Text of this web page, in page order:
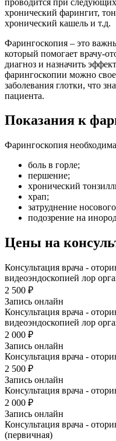
хронический фарингит,
хронический кашель и т.д.
Фарингоскопия – это
который помогает врачу-
диагноз и назначить
фарингоскопии можно
заболевания глотки, что
пациента.
Показания к
Фарингоскопия
боль в горле;
першение;
хронический
храп;
затруднение
подозрение на
Цены на
Консультация врача -
видеоэндоскопией лор
2 500 ₽
Запись онлайн
Консультация врача -
видеоэндоскопией лор
2 000 ₽
Запись онлайн
Консультация врача -
2 500 ₽
Запись онлайн
Консультация врача -
2 000 ₽
Запись онлайн
Консультация врача -
(первичная)